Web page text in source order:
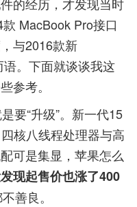
MacBook Pro接口
与2016款新
。下面就谈谈我这
参考。
要“升级”。新一代15
核八线程处理器与高
可是集显，苹果怎么
现起售价也涨了400
善良。